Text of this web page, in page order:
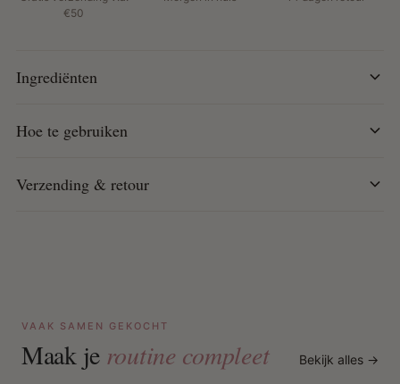
the Best Award
Hoe te gebruiken:
Begin bij de haaraanzet en werk richting de punten.
€50
Ingrediënten
Hoe te gebruiken
Verzending & retour
VAAK SAMEN GEKOCHT
Maak je routine compleet Bekijk alles →